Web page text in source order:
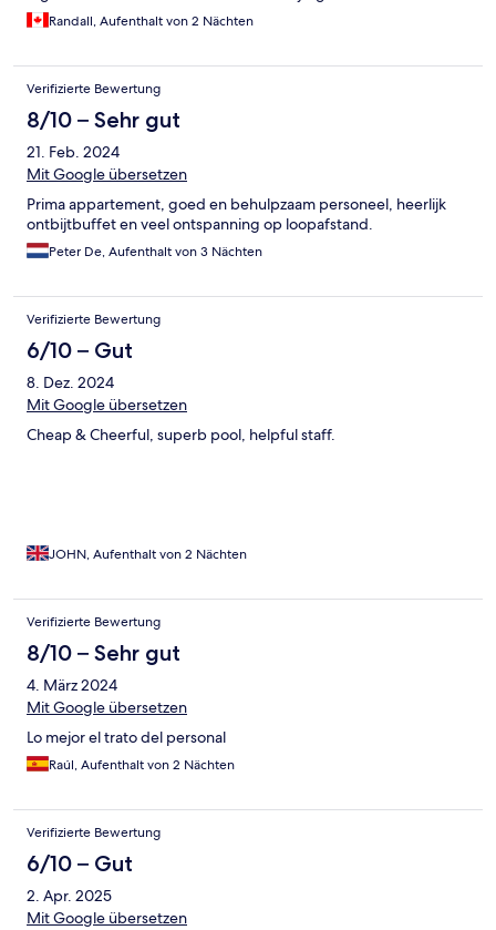
Randall, Aufenthalt von 2 Nächten
Verifizierte Bewertung
8/10 – Sehr gut
21. Feb. 2024
Mit Google übersetzen
Prima appartement, goed en behulpzaam personeel, heerlijk
ontbijtbuffet en veel ontspanning op loopafstand.
Peter De, Aufenthalt von 3 Nächten
Verifizierte Bewertung
6/10 – Gut
8. Dez. 2024
Mit Google übersetzen
Cheap & Cheerful, superb pool, helpful staff.
JOHN, Aufenthalt von 2 Nächten
Verifizierte Bewertung
8/10 – Sehr gut
4. März 2024
Mit Google übersetzen
Lo mejor el trato del personal
Raúl, Aufenthalt von 2 Nächten
Verifizierte Bewertung
6/10 – Gut
2. Apr. 2025
Mit Google übersetzen